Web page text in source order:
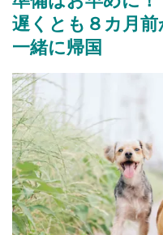
遅くとも８カ月
一緒に帰国